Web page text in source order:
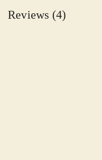
Reviews (4)